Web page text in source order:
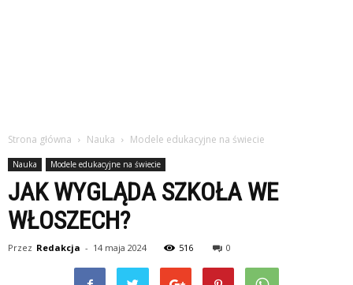
Strona główna Nauka Modele edukacyjne na świecie
Nauka Modele edukacyjne na świecie
JAK WYGLĄDA SZKOŁA WE
WŁOSZECH?
Przez Redakcja - 14 maja 2024 516 0